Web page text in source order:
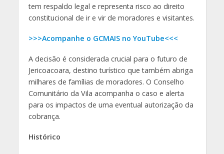
tem respaldo legal e representa risco ao direito
constitucional de ir e vir de moradores e visitantes.
>>>Acompanhe o GCMAIS no YouTube<<<
A decisão é considerada crucial para o futuro de
Jericoacoara, destino turístico que também abriga
milhares de famílias de moradores. O Conselho
Comunitário da Vila acompanha o caso e alerta
para os impactos de uma eventual autorização da
cobrança.
Histórico